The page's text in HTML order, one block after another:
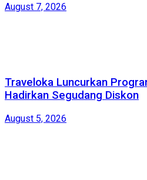
August 7, 2026
Traveloka Luncurkan
Hadirkan Segudang Diskon
August 5, 2026